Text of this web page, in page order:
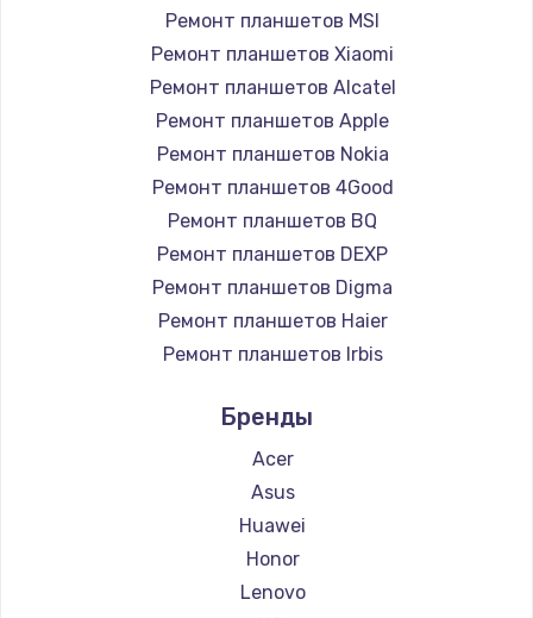
Заказать
Чистка от пыли
990 руб.
Заказать
Замена жесткого диска
875 руб.
Заказать
Установка драйверов
Заказать
Замена вебкамеры
1490 руб.
Ремонт планшетов MSI
Ремонт планшетов Xiaomi
Ремонт планшетов Alcatel
Ремонт планшетов Apple
Ремонт планшетов Nokia
Ремонт планшетов 4Good
Ремонт планшетов BQ
Ремонт планшетов DEXP
Ремонт планшетов Digma
Ремонт планшетов Haier
Ремонт планшетов Irbis
Ремонт планшетов Microsoft
Ремонт планшетов BlackView
Ремонт планшетов Amazon
Ремонт планшетов Aquarius
Ремонт планшетов Philips
Ремонт планшетов Dell
Бренды
Acer
Asus
Huawei
Honor
Lenovo